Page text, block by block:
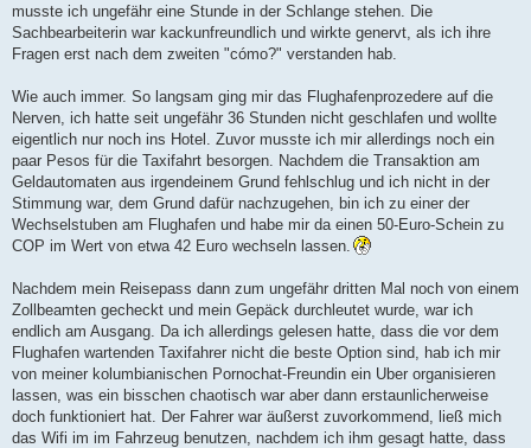
musste ich ungefähr eine Stunde in der Schlange stehen. Die
Sachbearbeiterin war kackunfreundlich und wirkte genervt, als ich ihre
Fragen erst nach dem zweiten "cómo?" verstanden hab.
Wie auch immer. So langsam ging mir das Flughafenprozedere auf die
Nerven, ich hatte seit ungefähr 36 Stunden nicht geschlafen und wollte
eigentlich nur noch ins Hotel. Zuvor musste ich mir allerdings noch ein
paar Pesos für die Taxifahrt besorgen. Nachdem die Transaktion am
Geldautomaten aus irgendeinem Grund fehlschlug und ich nicht in der
Stimmung war, dem Grund dafür nachzugehen, bin ich zu einer der
Wechselstuben am Flughafen und habe mir da einen 50-Euro-Schein zu
COP im Wert von etwa 42 Euro wechseln lassen.
Nachdem mein Reisepass dann zum ungefähr dritten Mal noch von einem
Zollbeamten gecheckt und mein Gepäck durchleutet wurde, war ich
endlich am Ausgang. Da ich allerdings gelesen hatte, dass die vor dem
Flughafen wartenden Taxifahrer nicht die beste Option sind, hab ich mir
von meiner kolumbianischen Pornochat-Freundin ein Uber organisieren
lassen, was ein bisschen chaotisch war aber dann erstaunlicherweise
doch funktioniert hat. Der Fahrer war äußerst zuvorkommend, ließ mich
das Wifi im im Fahrzeug benutzen, nachdem ich ihm gesagt hatte, dass